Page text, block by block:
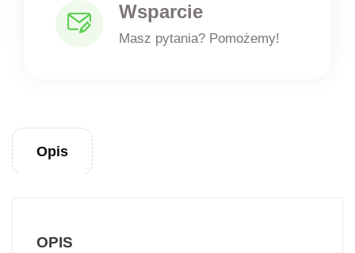
Wsparcie
Masz pytania? Pomożemy!
Opis
OPIS